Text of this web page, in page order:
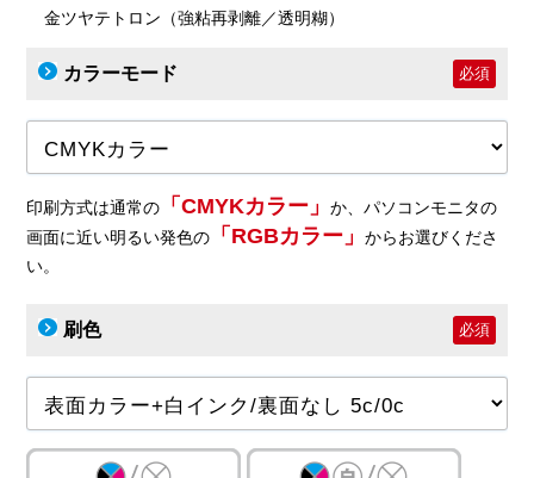
金ツヤテトロン（強粘再剥離／透明糊）
カラーモード 必須
印刷方式は通常の 「CMYKカラー」か、パソコンモニタの
画面に近い明るい発色の
「RGBカラー」からお選びくださ
い。
刷色 必須